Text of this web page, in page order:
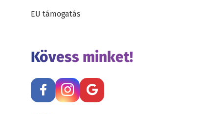
EU támogatás
Kövess minket!